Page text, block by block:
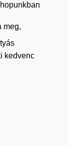
meg,
kedvenc